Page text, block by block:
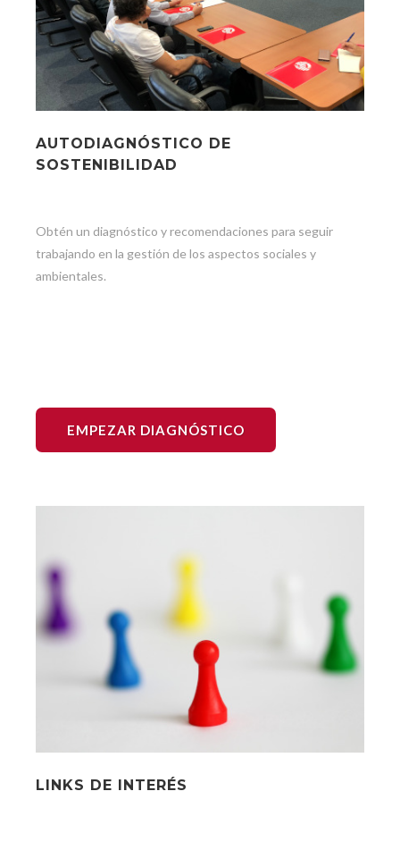
AUTODIAGNÓSTICO DE
SOSTENIBILIDAD
Obtén un diagnóstico y recomendaciones para seguir
trabajando en la gestión de los aspectos sociales y
ambientales.
EMPEZAR DIAGNÓSTICO
LINKS DE INTERÉS